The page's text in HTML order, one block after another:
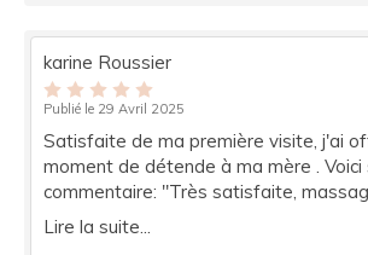
karine Roussier
Publié le 29 Avril 2025
Satisfaite de ma première visite, j'ai
moment de détende à ma mère . Voici
commentaire: "Très satisfaite,
à découvrir. Je me suis sentie détendue
Lire la suite...